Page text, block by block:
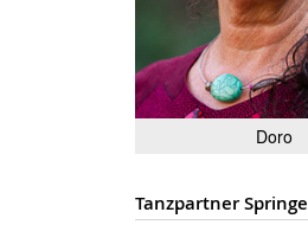
Doro
Tanzpartner Springe